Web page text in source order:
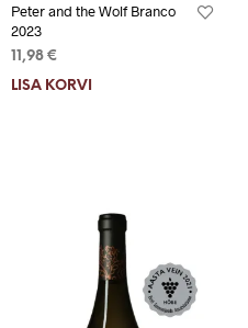
Peter and the Wolf Branco
2023
11,98 €
LISA KORVI